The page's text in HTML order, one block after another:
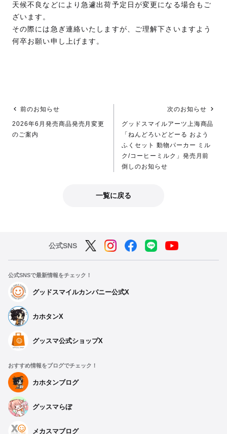
天候不良などにより急遽出荷予定日が変更になる場合もご
ざいます。
その際には急ぎ連絡いたしますが、ご理解下さいますよう
何卒お願い申し上げます。
前のお知らせ
2026年6月発売商品発売月変更
のご案内
次のお知らせ
グッドスマイルアーツ上海商品
「ねんどろいどどーる およう
ふくセット 動物パーカー ミル
ク/コーヒーミルク」発売月前
倒しのお知らせ
一覧に戻る
公式SNS
公式SNSで最新情報をチェック！
グッドスマイルカンパニー公式X
カホタンX
グッスマ公式ショップX
おすすめ情報をブログでチェック！
カホタンブログ
グッスマらぼ
メカスマブログ